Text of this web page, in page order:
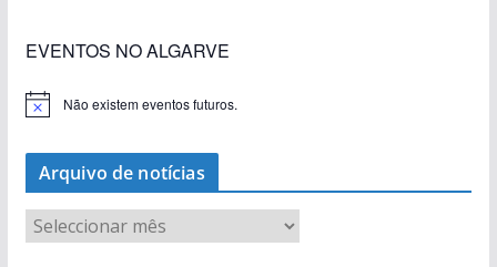
EVENTOS NO ALGARVE
Não existem eventos futuros.
Arquivo de notícias